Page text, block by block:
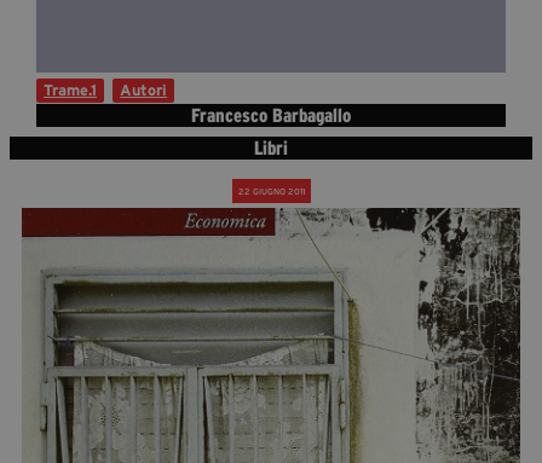
Rassegna Stampa
Diventa Partner
Fondazione Trame
Chi Siamo
Civico Trame
Francesco Barbagallo
Trame.1 Autori
Libri
22 GIUGNO 2011